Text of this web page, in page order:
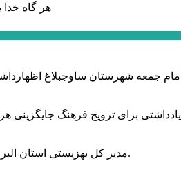
هر گاه خدا
یادداشتی برای ترویج فرهنگ جایگزینی
مدیر کل بهزیستی استان البرز از شناسایی ۲ هزار و ۴۰۰ کودک دارای اختلالات بینایی در این استان خبر داد.